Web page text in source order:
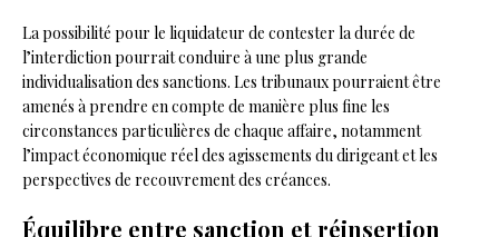
La possibilité pour le liquidateur de contester la durée de
l’interdiction pourrait conduire à une plus grande
individualisation des sanctions. Les tribunaux pourraient être
amenés à prendre en compte de manière plus fine les
circonstances particulières de chaque affaire, notamment
l’impact économique réel des agissements du dirigeant et les
perspectives de recouvrement des créances.
Équilibre entre sanction et réinsertion